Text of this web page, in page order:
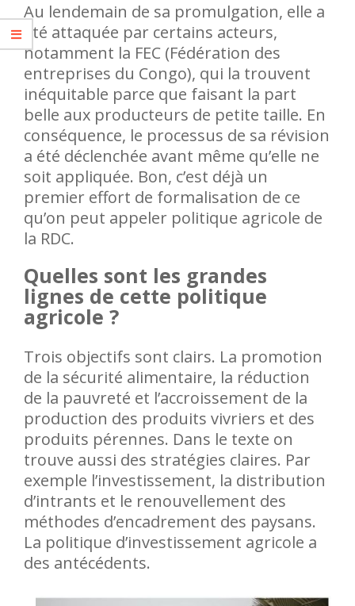
Au lendemain de sa promulgation, elle a
été attaquée par certains acteurs,
notamment la FEC (Fédération des
entreprises du Congo), qui la trouvent
inéquitable parce que faisant la part
belle aux producteurs de petite taille. En
conséquence, le processus de sa révision
a été déclenchée avant même qu’elle ne
soit appliquée. Bon, c’est déjà un
premier effort de formalisation de ce
qu’on peut appeler politique agricole de
la RDC.
Quelles sont les grandes
lignes de cette politique
agricole ?
Trois objectifs sont clairs. La promotion
de la sécurité alimentaire, la réduction
de la pauvreté et l’accroissement de la
production des produits vivriers et des
produits pérennes. Dans le texte on
trouve aussi des stratégies claires. Par
exemple l’investissement, la distribution
d’intrants et le renouvellement des
méthodes d’encadrement des paysans.
La politique d’investissement agricole a
des antécédents.